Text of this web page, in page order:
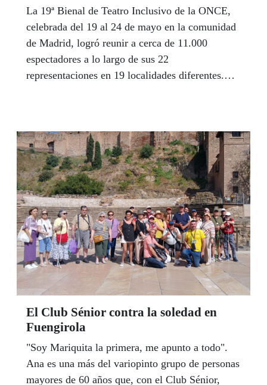
La 19ª Bienal de Teatro Inclusivo de la ONCE,
celebrada del 19 al 24 de mayo en la comunidad
de Madrid, logró reunir a cerca de 11.000
espectadores a lo largo de sus 22
representaciones en 19 localidades diferentes.
representando a Sevilla.
El Club Sénior contra la soledad en
Fuengirola
"Soy Mariquita la primera, me apunto a todo".
Ana es una más del variopinto grupo de personas
mayores de 60 años que, con el Club Sénior,